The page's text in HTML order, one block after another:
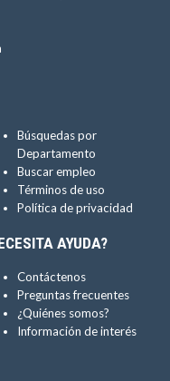
Búsquedas por
Departamento
Buscar empleo
Términos de uso
Política de privacidad
AYUDA?
Contáctenos
Preguntas frecuentes
¿Quiénes somos?
Información de interés